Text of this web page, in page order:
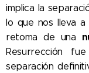
implica la
lo que nos lleva a
retoma de una
Resurrección
separación